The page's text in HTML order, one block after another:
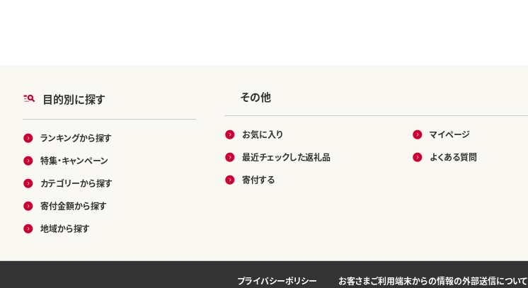
目的別に探す
ランキングから探す
特集・キャンペーン
カテゴリーから探す
寄付金額から探す
地域から探す
その他
お気に入り
最近チェックした返礼品
寄付する
マイページ
よくある質問
プライバシーポリシー お客さまご利用端末からの情報の外部送信について